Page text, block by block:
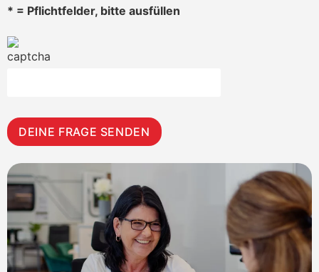
* = Pflichtfelder, bitte ausfüllen